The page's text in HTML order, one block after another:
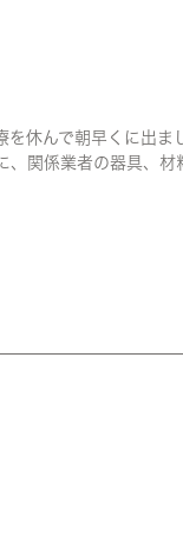
休んで朝早くに出ま
関係業者の器具、